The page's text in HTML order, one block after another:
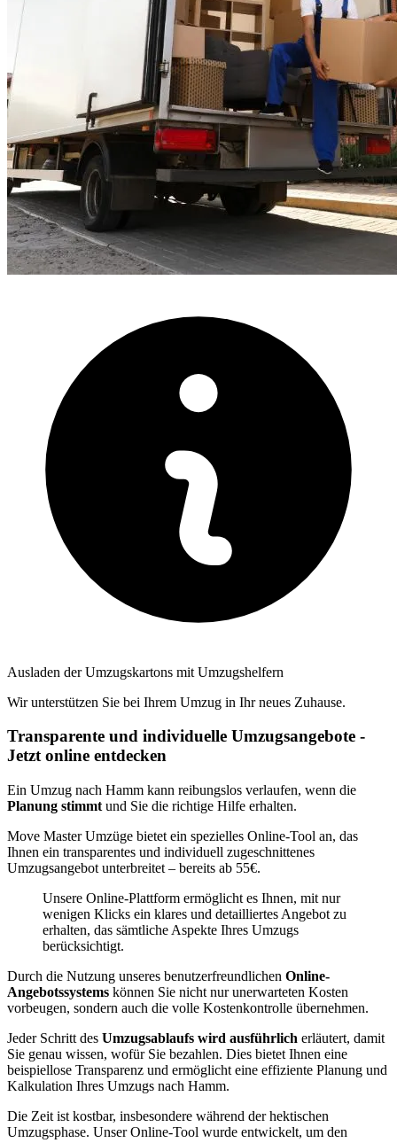
Ausladen der Umzugskartons mit Umzugshelfern
Wir unterstützen Sie bei Ihrem Umzug in Ihr neues Zuhause.
Transparente und individuelle Umzugsangebote -
Jetzt online entdecken
Ein Umzug nach Hamm kann reibungslos verlaufen, wenn die
Planung stimmt und Sie die richtige Hilfe erhalten.
Move Master Umzüge bietet ein spezielles Online-Tool an, das
Ihnen ein transparentes und individuell zugeschnittenes
Umzugsangebot unterbreitet – bereits ab 55€.
Unsere Online-Plattform ermöglicht es Ihnen, mit nur
wenigen Klicks ein klares und detailliertes Angebot zu
erhalten, das sämtliche Aspekte Ihres Umzugs
berücksichtigt.
Durch die Nutzung unseres benutzerfreundlichen Online-
Angebotssystems können Sie nicht nur unerwarteten Kosten
vorbeugen, sondern auch die volle Kostenkontrolle übernehmen.
Jeder Schritt des Umzugsablaufs wird ausführlich erläutert, damit
Sie genau wissen, wofür Sie bezahlen. Dies bietet Ihnen eine
beispiellose Transparenz und ermöglicht eine effiziente Planung und
Kalkulation Ihres Umzugs nach Hamm.
Die Zeit ist kostbar, insbesondere während der hektischen
Umzugsphase. Unser Online-Tool wurde entwickelt, um den